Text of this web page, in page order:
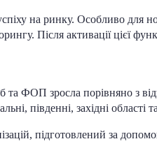
на ринку. Особливо для
Після активації цієї
та ФОП зросла порівняно з
південні, західні області
підготовлений за